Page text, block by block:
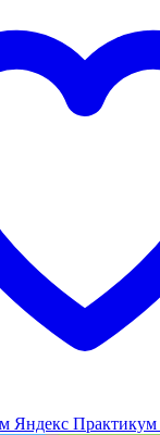
Яндекс Практикум